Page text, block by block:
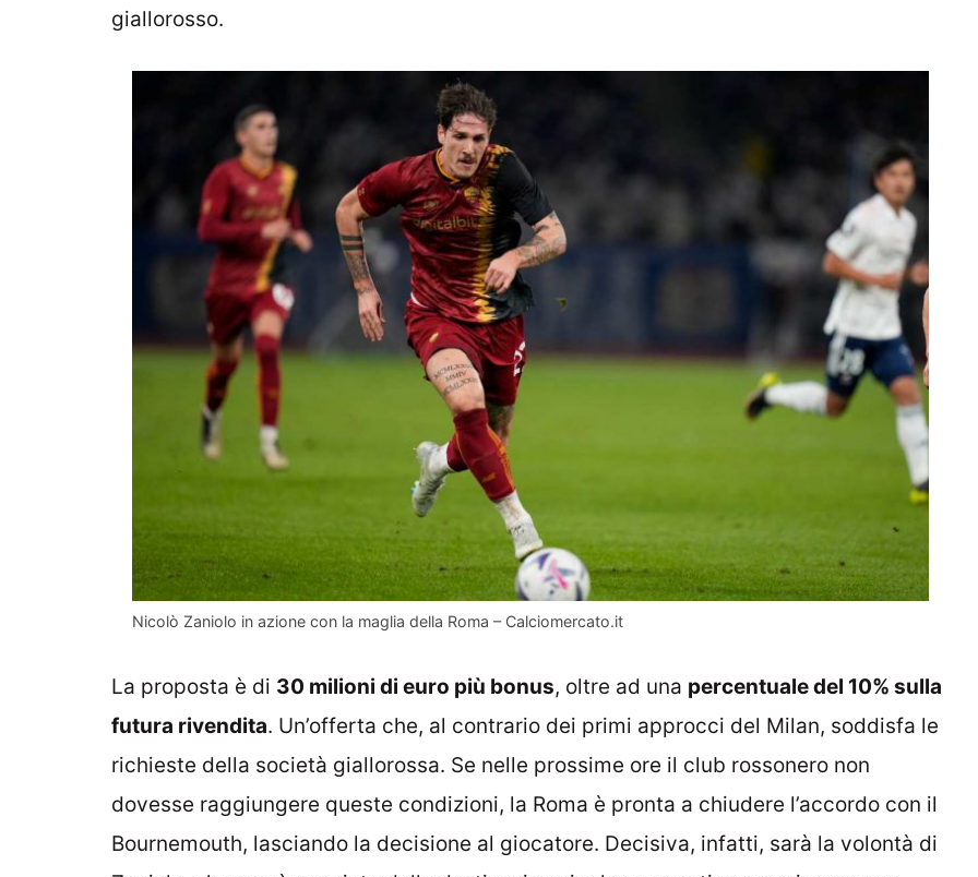
giallorosso.
Nicolò Zaniolo in azione con la maglia della Roma – Calciomercato.it
La proposta è di 30 milioni di euro più bonus, oltre ad una percentuale del 10% sulla
futura rivendita. Un’offerta che, al contrario dei primi approcci del Milan, soddisfa le
richieste della società giallorossa. Se nelle prossime ore il club rossonero non
dovesse raggiungere queste condizioni, la Roma è pronta a chiudere l’accordo con il
Bournemouth, lasciando la decisione al giocatore. Decisiva, infatti, sarà la volontà di